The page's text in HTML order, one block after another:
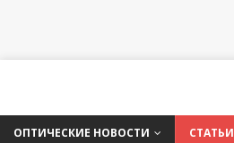
ОПТИЧЕСКИЕ НОВОСТИ СТАТЬИ